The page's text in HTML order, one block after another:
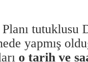
tutuklusu
yapmış
o tarih ve